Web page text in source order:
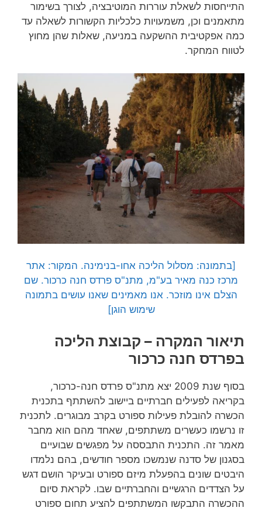
התייחסות לשאלת עוררות המוטיבציה, לצורך בשימור
מתאמנים וכן, משמעויות כלכליות הקשורות לשאלה עד
כמה אפקטיבית ההשקעה במניעה, שאלות שהן מחוץ
לטווח המחקר.
[בתמונה: מסלול הליכה אחו-בנימינה. המקור: אתר
מרכז כנה מאיר בע"מ, מתנ"ס פרדס חנה כרכור. שם
הצלם אינו מוזכר. אנו מאמינים שאנו עושים בתמונה
שימוש הוגן]
תיאור המקרה – קבוצת הליכה
בפרדס חנה כרכור
בסוף שנת 2009 יצא מתנ"ס פרדס חנה-כרכור,
בקריאה לפעילים חברתיים ביישוב להשתתף בתכנית
הכשרה להובלת פעילות ספורט בקרב מבוגרים. לתכנית
זו נרשמו כעשרים משתתפים, שאחד מהם הוא מחבר
מאמר זה. התכנית התבססה על מפגשים שבועיים
בסגנון של סדנה שנמשכו מספר חודשים, בהם נלמדו
היבטים שונים בהפעלת מיזם ספורט ובעיקר הושם דגש
על הצדדים הרגשיים והחברתיים שבו. לקראת סיום
ההכשרה התבקשו המשתתפים להציע תחום ספורט